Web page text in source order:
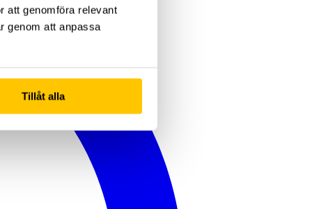
att genomföra relevant
genom att anpassa
Tillåt alla